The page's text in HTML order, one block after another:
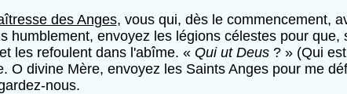
des Anges, vous qui, dès le commencement,
humblement, envoyez les légions célestes pour
les refoulent dans l'abîme. « Qui ut Deus? » (Qui est
O divine Mère, envoyez les Saints Anges pour me
nous.